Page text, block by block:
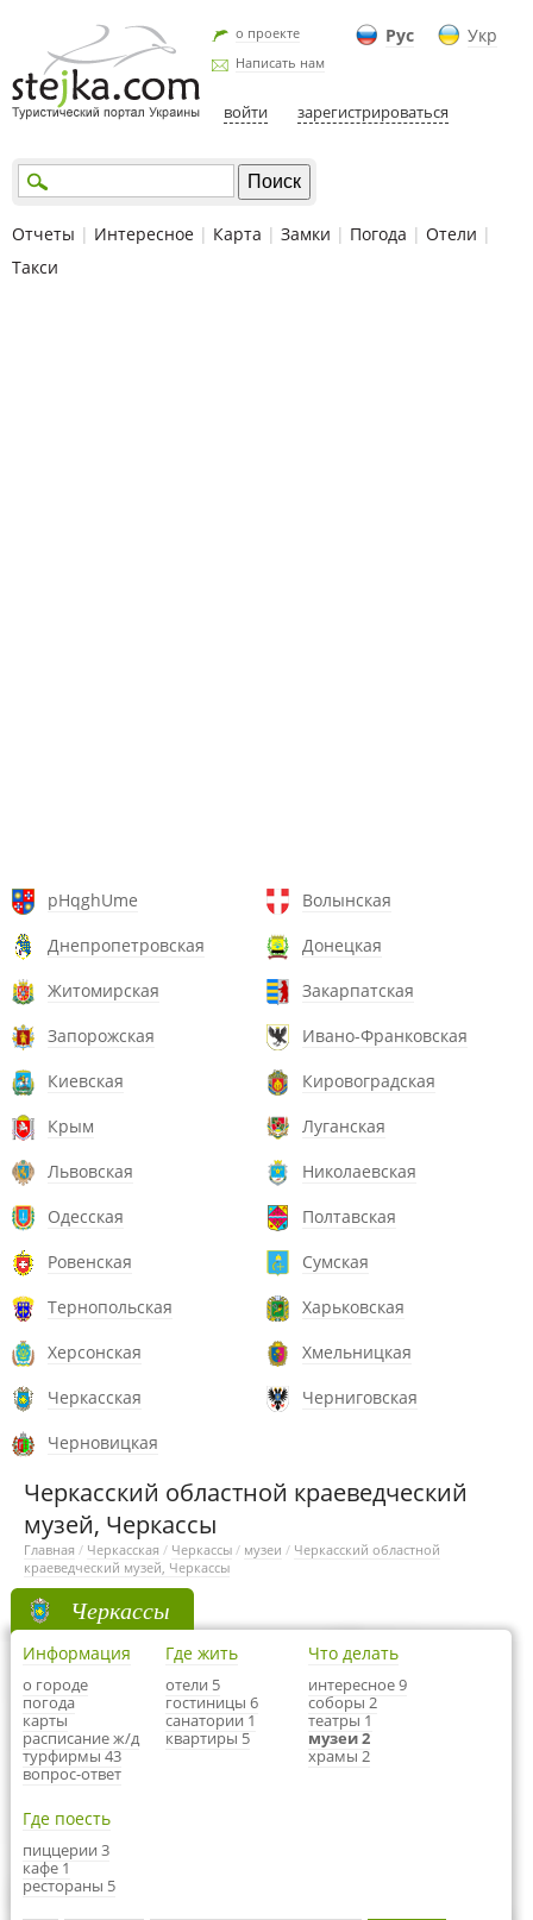
Рус Укр
о проекте
Написать нам
войти зарегистрироваться
Отчеты | Интересное | Карта | Замки | Погода | Отели |
Такси
pHqghUme
Волынская
Днепропетровская
Донецкая
Житомирская
Закарпатская
Запорожская
Ивано-Франковская
Киевская
Кировоградская
Крым
Луганская
Львовская
Николаевская
Одесская
Полтавская
Ровенская
Сумская
Тернопольская
Харьковская
Херсонская
Хмельницкая
Черкасская
Черниговская
Черновицкая
Черкасский областной краеведческий
музей, Черкассы
Главная / Черкасская / Черкассы / музеи / Черкасский областной
краеведческий музей, Черкассы
Черкассы
Информация
о городе
погода
карты
расписание ж/д
турфирмы 43
вопрос-ответ
Где жить
отели 5
гостиницы 6
санатории 1
квартиры 5
Что делать
интересное 9
соборы 2
театры 1
музеи 2
храмы 2
Где поесть
пиццерии 3
кафе 1
рестораны 5